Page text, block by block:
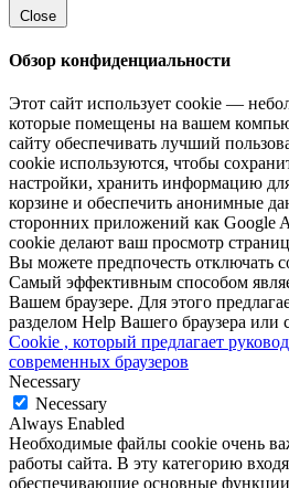
Close
Обзор конфиденциальности
Этот сайт использует cookie —
которые помещены на вашем
сайту обеспечивать лучший
cookie используются, чтобы
настройки, хранить информацию
корзине и обеспечить анонимные
сторонних приложений как Google
cookie делают ваш просмотр
Вы можете предпочесть отключать
Самый эффективным способом
Вашем браузере. Для этого
разделом Help Вашего браузера или
Cookie , который предлагает
современных браузеров
Necessary
Necessary
Always Enabled
Необходимые файлы cookie очень
работы сайта. В эту категорию
обеспечивающие основные